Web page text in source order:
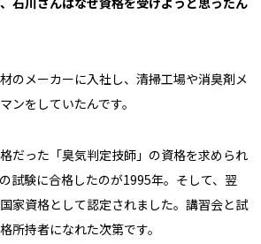
のメーカーに入社し、清掃工場や消臭剤メ
ンをしていたんです。
だった「臭気判定技師」の資格を求められ
試験に合格したのが1995年。そして、翌
家資格として認定されました。講習会と試
所持者になれた次第です。